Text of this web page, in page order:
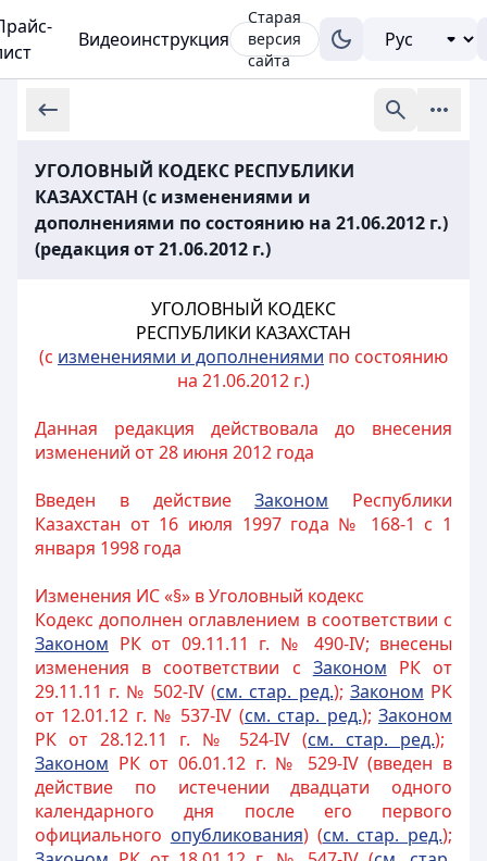
Видеоинструкция
Старая
версия
сайта
УГОЛОВНЫЙ КОДЕКС РЕСПУБЛИКИ
КАЗАХСТАН (с изменениями и
дополнениями по состоянию на 21.06.2012 г.)
(редакция от 21.06.2012 г.)
УГОЛОВНЫЙ КОДЕКС
РЕСПУБЛИКИ КАЗАХСТАН
(с изменениями и дополнениями по состоянию
на 21.06.2012 г.)
Данная редакция действовала до внесения
изменений от 28 июня 2012 года
Введен в действиеЗаконом Республики
Казахстан от 16 июля 1997 года № 168-1 с 1
января 1998 года
Изменения ИС «§» в Уголовный кодекс
Кодекс дополнен оглавлением в соответствии с
Законом РК от 09.11.11 г. № 490-IV; внесены
изменения в соответствии с Законом РК от
29.11.11 г. № 502-IV (см. стар. ред.); Законом РК
от 12.01.12 г. № 537-IV (см. стар. ред.);Законом
РК от 28.12.11 г. № 524-IV (см. стар. ред.);
Законом РК от 06.01.12 г. № 529-IV (введен в
действие по истечении двадцати одного
календарного дня после его первого
официального опубликования) (см. стар. ред.);